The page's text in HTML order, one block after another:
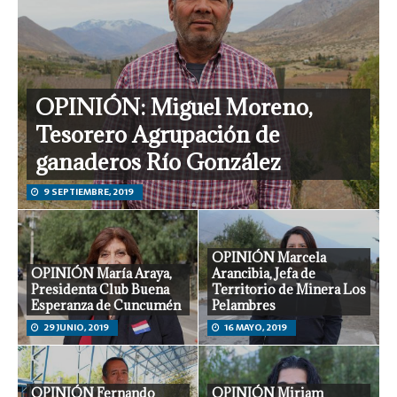
OPINIÓN: Miguel Moreno,
Tesorero Agrupación de
ganaderos Río González
9 SEPTIEMBRE, 2019
OPINIÓN María Araya,
Presidenta Club Buena
Esperanza de Cuncumén
29 JUNIO, 2019
OPINIÓN Marcela
Arancibia, Jefa de
Territorio de Minera Los
Pelambres
16 MAYO, 2019
OPINIÓN Fernando OPINIÓN Miriam